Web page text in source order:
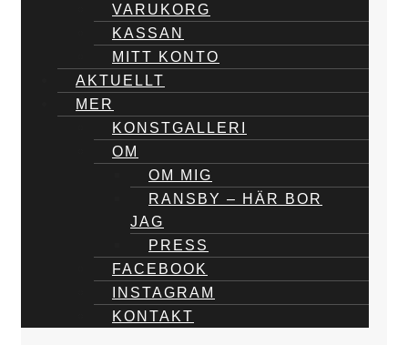
VARUKORG
KASSAN
MITT KONTO
AKTUELLT
MER
KONSTGALLERI
OM
OM MIG
RANSBY – HÄR BOR
JAG
PRESS
FACEBOOK
INSTAGRAM
KONTAKT